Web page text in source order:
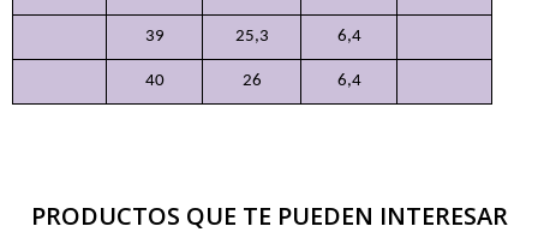
39 25,3 6,4
40 26 6,4
PRODUCTOS QUE TE PUEDEN INTERESAR